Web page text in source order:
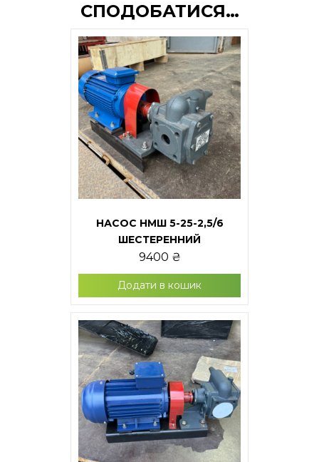
СПОДОБАТИСЯ…
НАСОС НМШ 5-25-2,5/6
ШЕСТЕРЕННИЙ
9400 ₴
Додати в кошик